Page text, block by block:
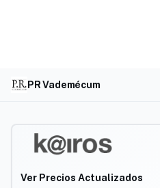
PR Vademécum
Ver Precios Actualizados